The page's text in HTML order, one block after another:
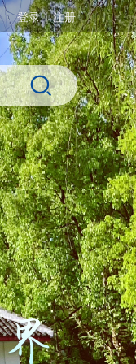
登录|注册